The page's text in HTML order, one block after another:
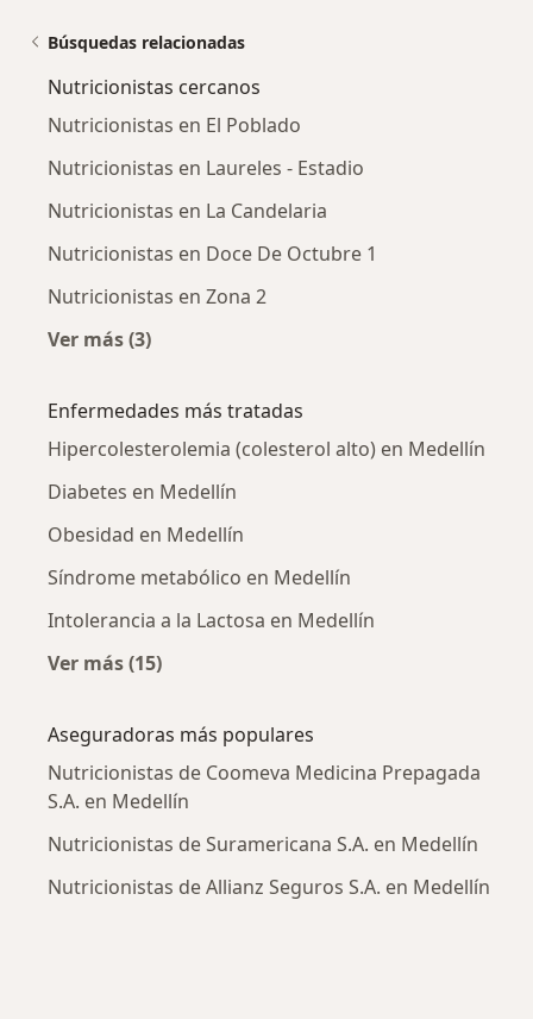
Búsquedas relacionadas
Nutricionistas cercanos
Nutricionistas en El Poblado
Nutricionistas en Laureles - Estadio
Nutricionistas en La Candelaria
Nutricionistas en Doce De Octubre 1
Nutricionistas en Zona 2
Ver más (3)
Enfermedades más tratadas
Hipercolesterolemia (colesterol alto) en Medellín
Diabetes en Medellín
Obesidad en Medellín
Síndrome metabólico en Medellín
Intolerancia a la Lactosa en Medellín
Ver más (15)
Aseguradoras más populares
Nutricionistas de Coomeva Medicina Prepagada
S.A. en Medellín
Nutricionistas de Suramericana S.A. en Medellín
Nutricionistas de Allianz Seguros S.A. en Medellín